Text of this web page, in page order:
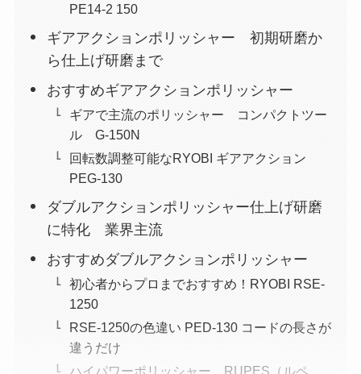
PE14-2 150
ギアアクションポリッシャー 初期研磨か
ら仕上げ研磨まで
おすすめギアアクションポリッシャー
ギアで主流のポリッシャー コンパクトツー
ル G-150N
回転数調整可能なRYOBI ギアアクション
PEG-130
ダブルアクションポリッシャー仕上げ研磨
に特化 業界主流
おすすめダブルアクションポリッシャー
初心者からプロまでおすすめ！RYOBI RSE-
1250
RSE-1250の色違い PED-130 コードの長さが
違うだけ
ハイパワーポリッシャー RUPES（ルペ